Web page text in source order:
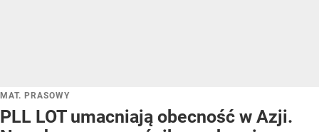
MAT. PRASOWY
PLL LOT umacniają obecność w Azji.